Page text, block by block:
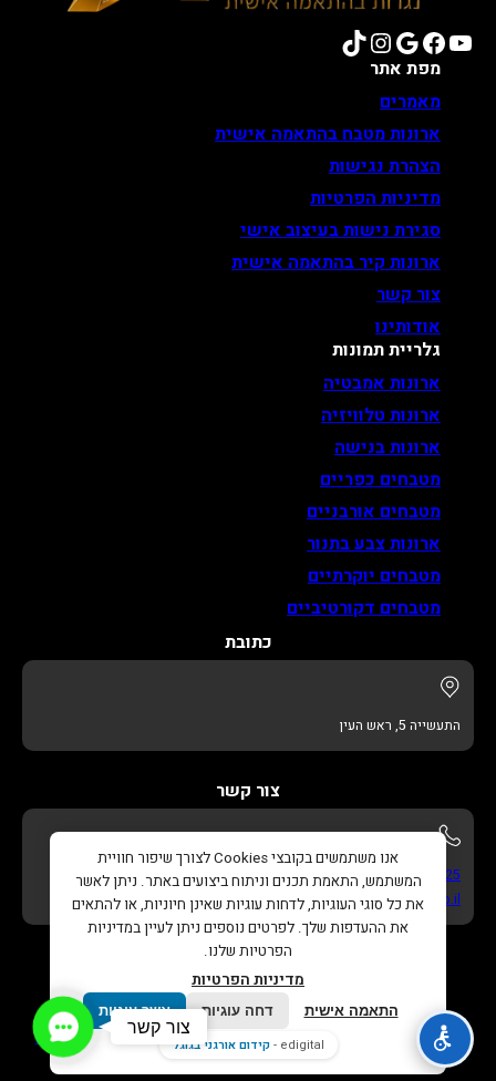
YouTube
Facebook
Google
Instagram
TikTok
מפת אתר
מאמרים
ארונות מטבח בהתאמה אישית
הצהרת נגישות
מדיניות הפרטיות
סגירת נישות בעיצוב אישי
ארונות קיר בהתאמה אישית
צור קשר
אודותינו
גלריית תמונות
ארונות אמבטיה
ארונות טלוויזיה
ארונות בנישה
מטבחים כפריים
מטבחים אורבניים
ארונות צבע בתנור
מטבחים יוקרתיים
מטבחים דקורטיביים
כתובת
התעשייה 5, ראש העין
צור קשר
052-622-3325
info@adikitchens.co.il
כל הזכויות שמורות © 2026 |
עדי מטבחים – נגרות בהתאמה
אישית
Edigital.co.il
אנו משתמשים בקובצי Cookies לצורך שיפור חוויית
המשתמש, התאמת תכנים וניתוח ביצועים באתר. ניתן לאשר
את כל סוגי העוגיות, לדחות עוגיות שאינן חיוניות, או להתאים
את ההעדפות שלך. לפרטים נוספים ניתן לעיין במדיניות
הפרטיות שלנו.
מדיניות הפרטיות
התאמה אישית דחה עוגיות אשר עוגיות
edigital - קידום אורגני בגוגל
Contact
Us
צור קשר